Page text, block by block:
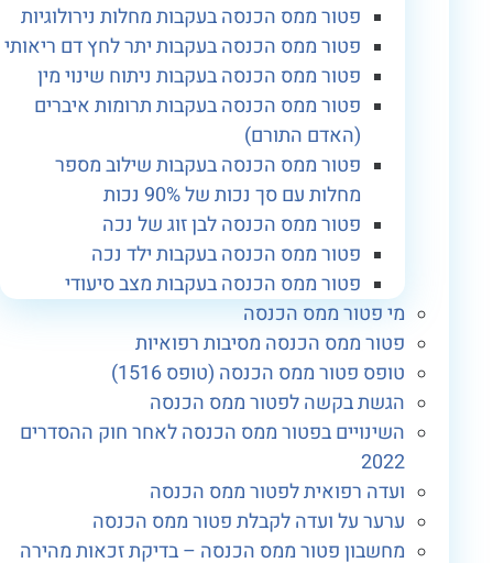
פטור ממס הכנסה בעקבות מחלות נירולוגיות
פטור ממס הכנסה בעקבות יתר לחץ דם ריאותי
פטור ממס הכנסה בעקבות ניתוח שינוי מין
פטור ממס הכנסה בעקבות תרומות איברים
(האדם התורם)
פטור ממס הכנסה בעקבות שילוב מספר
מחלות עם סך נכות של 90% נכות
פטור ממס הכנסה לבן זוג של נכה
פטור ממס הכנסה בעקבות ילד נכה
פטור ממס הכנסה בעקבות מצב סיעודי
מי פטור ממס הכנסה
פטור ממס הכנסה מסיבות רפואיות
טופס פטור ממס הכנסה (טופס 1516)
הגשת בקשה לפטור ממס הכנסה
השינויים בפטור ממס הכנסה לאחר חוק ההסדרים
ועדה רפואית לפטור ממס הכנסה
ערער על ועדה לקבלת פטור ממס הכנסה
מחשבון פטור ממס הכנסה – בדיקת זכאות מהירה